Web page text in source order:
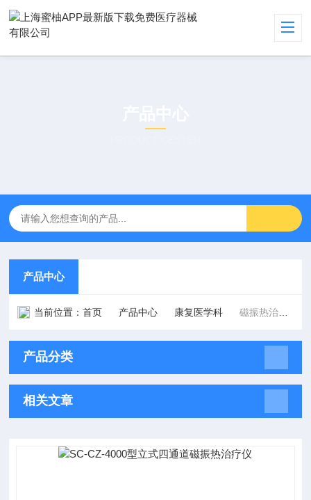
产品中心
当前位置：首页 产品中心 康复医学科 磁振热治疗仪
产品分类
相关文章